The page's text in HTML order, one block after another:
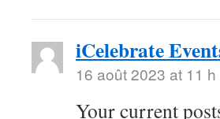
iCelebrate
16 août 2023 at 11
Your current